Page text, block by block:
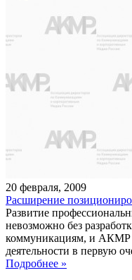
20 февраля, 2009
Расширение
Развитие
невозможно без
коммуникациям, и АКМР
деятельности в первую
Подробнее »